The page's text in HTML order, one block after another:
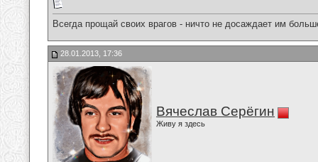
Всегда прощай своих врагов - ничто не досаждает им
28.01.2013, 17:36
Вячеслав Серёгин
Живу я здесь